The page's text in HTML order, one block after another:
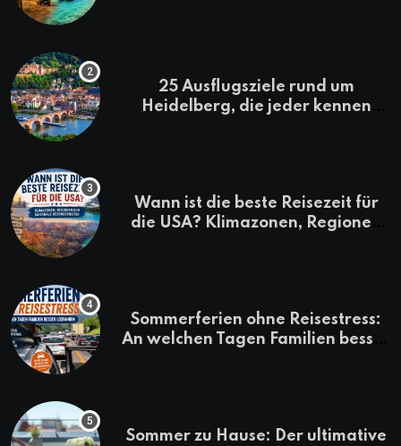
25 Ausflugsziele rund um
Heidelberg, die jeder kennen
Wann ist die beste Reisezeit für
die USA? Klimazonen, Regionen
Sommerferien ohne Reisestress:
An welchen Tagen Familien besser
Sommer zu Hause: Der ultimative